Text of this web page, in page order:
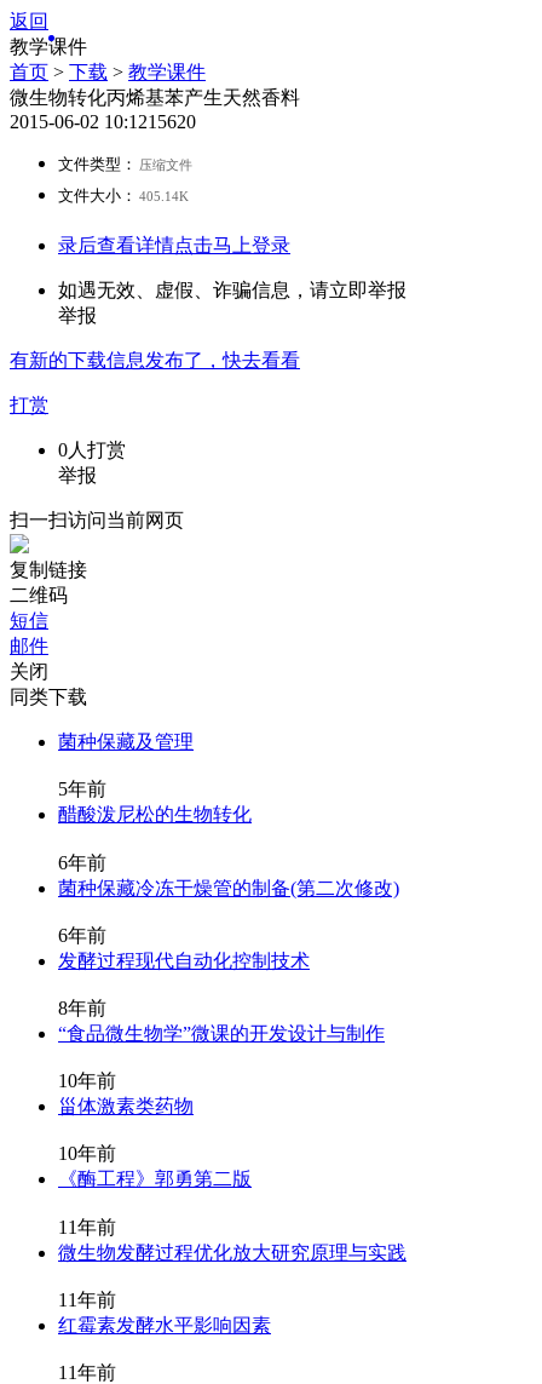
返回
教学课件
首页 > 下载 > 教学课件
微生物转化丙烯基苯产生天然香料
2015-06-02 10:1215620
文件类型： 压缩文件
文件大小： 405.14K
录后查看详情点击马上登录
如遇无效、虚假、诈骗信息，请立即举报
举报
有新的下载信息发布了，快去看看
打赏
0人打赏
举报
扫一扫访问当前网页
复制链接
二维码
短信
邮件
关闭
同类下载
菌种保藏及管理
5年前
醋酸泼尼松的生物转化
6年前
菌种保藏冷冻干燥管的制备(第二次修改)
6年前
发酵过程现代自动化控制技术
8年前
“食品微生物学”微课的开发设计与制作
10年前
甾体激素类药物
10年前
《酶工程》郭勇第二版
11年前
微生物发酵过程优化放大研究原理与实践
11年前
红霉素发酵水平影响因素
11年前